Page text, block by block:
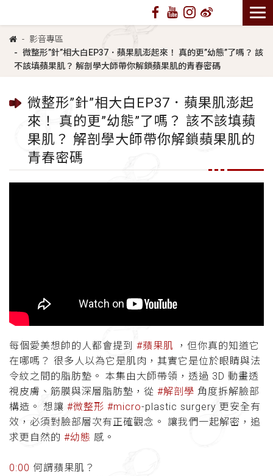
影音專區
微整形”針”相大白EP37．蘋果肌澎起來！ 真的更”幼態”了嗎？ 該
不該填蘋果肌？ 解剖學大師帶你解鎖蘋果肌的青春密碼
微整形”針”相大白EP37．蘋果肌澎起
來！ 真的更”幼態”了嗎？ 該不該填蘋
果肌？ 解剖學大師帶你解鎖蘋果肌的
青春密碼
每個愛美想帥的人都會提到 #蘋果肌
，但你真的知道它
在哪嗎？ 很多人以為它是肌肉，其實它是位於眼睛與法
令紋之間的脂肪墊。 本集由大師帶領，透過 3D 動畫透
視皮膚、筋膜與深層脂肪墊，從 #解剖學 角度拆解臉部
構造。 想讓 #微整形 #micro-plastic surgery 更安全有
效，必須對臉部層次有正確觀念。 讓我們一起解密，追
求更自然的 #幼態 感。
0:00 何謂蘋果肌？